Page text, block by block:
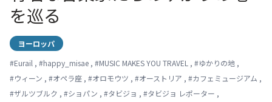
を巡る
ヨーロッパ
#Eurail , #happy_misae , #MUSIC MAKES YOU TRAVEL , #ゆかりの地 ,
#ウィーン , #オペラ座 , #オロモウツ , #オーストリア , #カフェミュージアム ,
#ザルツブルク , #ショパン , #タビジョ , #タビジョ レポーター ,